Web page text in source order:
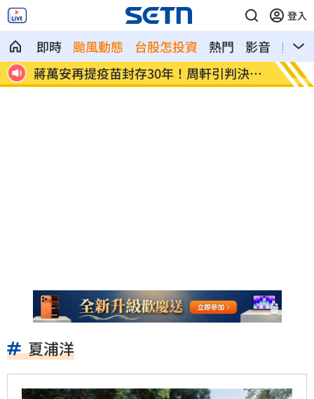
登入
即時 颱風動態 台股怎投資 熱門 影音
熱搜
開
2026全球移居排名 台灣「第5」贏日韓
革命
茲
夏浦洋